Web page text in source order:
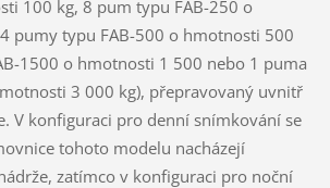
100 kg, 8 pum typu FAB-250 o
pumy typu FAB-500 o hmotnosti 500
1500 o hmotnosti 1 500 nebo 1 puma
3 000 kg), přepravovaný uvnitř
V konfiguraci pro denní snímkování se
tohoto modelu nacházejí
zatímco v konfiguraci pro noční